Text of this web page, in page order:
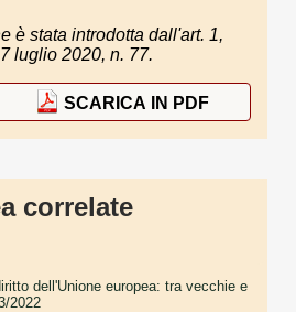
è stata introdotta dall'art. 1,
luglio 2020, n. 77.
SCARICA IN PDF
correlate
dell'Unione europea: tra vecchie e
2022